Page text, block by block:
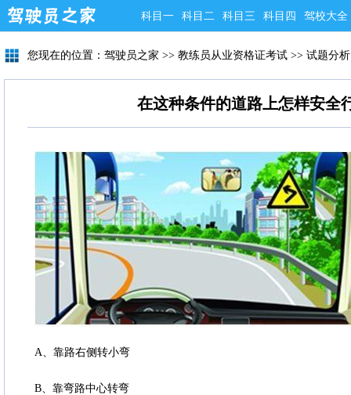
科目一 科目二 科目三 科目四 驾校大全
您现在的位置： 驾驶员之家 >> 教练员从业资格证考试 >> 试题分析
在这种条件的道路上怎样安全
A、靠路右侧转小弯
B、靠弯路中心转弯